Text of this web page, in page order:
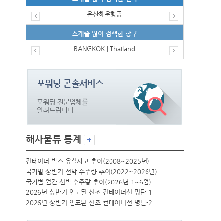
은산해운항공
스케줄 많이 검색한 항구
BANGKOK | Thailand
해사물류 통계
컨테이너 박스 유실사고 추이(2008~2025년)
국가별 상반기 선박 수주량 추이(2022~2026년)
국가별 월간 선박 수주량 추이(2026년 1~6월)
2026년 상반기 인도된 신조 컨테이너선 명단-1
2026년 상반기 인도된 신조 컨테이너선 명단-2